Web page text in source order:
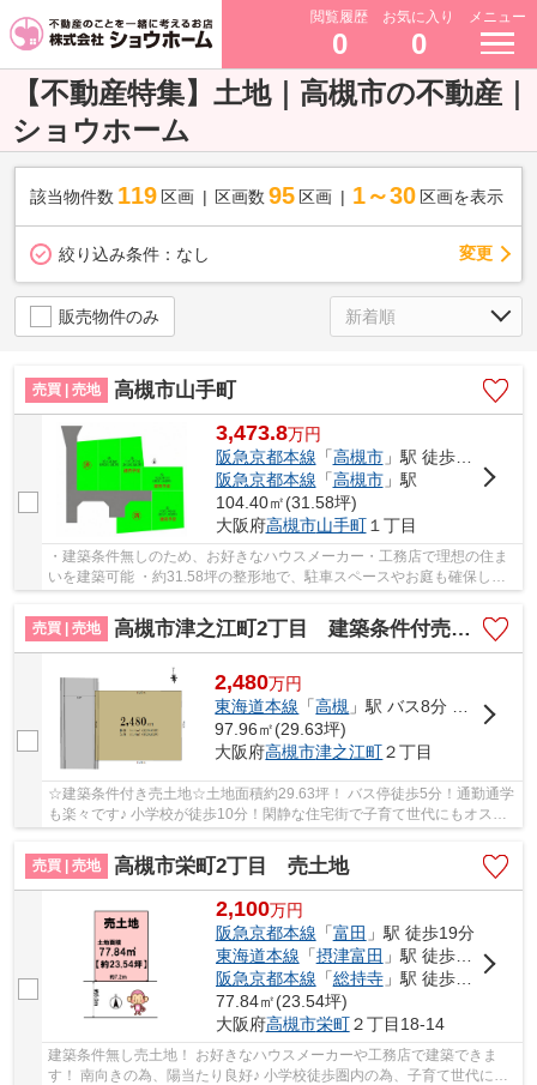
閲覧履歴
0
お気に入り
0
メニュー
【不動産特集】土地｜高槻市の不動産｜
ショウホーム
該当物件数 119 区画 区画数 95 区画 1～30 区画を表示
絞り込み条件： なし 変更
販売物件のみ
売買 | 売地 高槻市山手町
3,473.8万円
阪急京都本線 「高槻市」駅 徒歩23分
阪急京都本線 「高槻市」駅
104.40㎡(31.58坪)
大阪府高槻市山手町１丁目
・建築条件無しのため、お好きなハウスメーカー・工務店で理想の住ま
いを建築可能 ・約31.58坪の整形地で、駐車スペースやお庭も確保しや
売買 | 売地
高槻市津之江町2丁目 建築条件付売土地
2,480万円
東海道本線 「高槻 」駅 バス8分 「城西橋（大阪府）」 停歩5分
97.96㎡(29.63坪)
大阪府高槻市津之江町２丁目
☆建築条件付き売土地☆土地面積約29.63坪！ バス停徒歩5分！通勤通学
も楽々です♪ 小学校が徒歩10分！閑静な住宅街で子育て世代にもオスス
売買 | 売地
高槻市栄町2丁目 売土地
2,100万円
阪急京都本線 「富田 」駅 徒歩19分
東海道本線 「摂津富田 」駅 徒歩22分
阪急京都本線 「総持寺」駅 徒歩23分
77.84㎡(23.54坪)
大阪府高槻市栄町２丁目18-14
建築条件無し売土地！ お好きなハウスメーカーや工務店で建築できま
す！ 南向きの為、陽当たり良好♪ 小学校徒歩圏内の為、子育て世代にオ